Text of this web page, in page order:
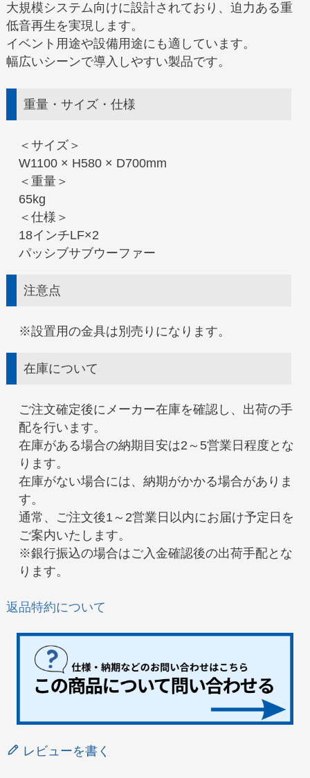
大規模システム向けに設計されており、迫力ある重
低音再生を実現します。
イベント用途や設備用途にも適しています。
幅広いシーンで導入しやすい製品です。
重量・サイズ・仕様
＜サイズ＞
W1100 × H580 × D700mm
＜重量＞
65kg
＜仕様＞
18インチLF×2
パッシブサブウーファー
注意点
※設置用の金具は別売りになります。
在庫について
ご注文確定後にメーカー在庫を確認し、出荷の手
配を行います。
在庫がある場合の納期目安は2～5営業日程度とな
ります。
在庫がない場合には、納期がかかる場合がありま
す。
通常、ご注文後1～2営業日以内にお届け予定日を
ご案内いたします。
※銀行振込の場合はご入金確認後の出荷手配とな
ります。
返品特約について
レビューを書く